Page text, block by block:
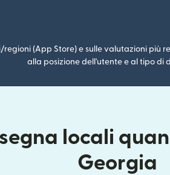
(App Store) e sulle valutazioni più
alla posizione dell'utente e al tipo di
locali
Georgia